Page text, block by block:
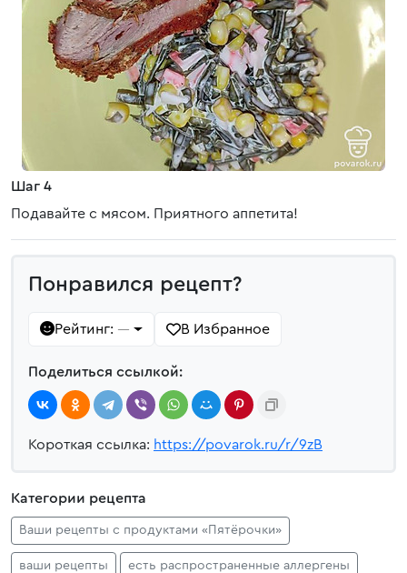
Шаг 4
Подавайте с мясом. Приятного аппетита!
Понравился рецепт?
Рейтинг: — В Избранное
Поделиться ссылкой:
Короткая ссылка: https://povarok.ru/r/9zB
Категории рецепта
Ваши рецепты с продуктами «Пятёрочки»
ваши рецепты есть распространенные аллергены